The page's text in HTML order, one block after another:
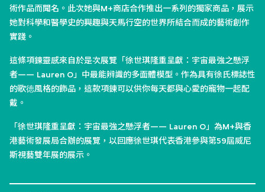
術作品而聞名。此次她與M+商店合作推出一系列的獨家商品，展示
她對科學和醫學史的興趣與天馬行空的世界所結合而成的藝術創作
實踐。
這條項鍊靈感來自於是次展覽「徐世琪隆重呈獻：宇宙最強之懸浮
者—— Lauren O」中最能辨識的多面體模型。作為具有徐氏標誌性
的歌徳風格的飾品，這款項鍊可以供你每天都與心愛的寵物一起配
戴。
「徐世琪隆重呈獻：宇宙最強之懸浮者—— Lauren O」為M+與香
港藝術發展局合辦的展覽，以回應徐世琪代表香港參與第59屆威尼
斯視藝雙年展的展示。